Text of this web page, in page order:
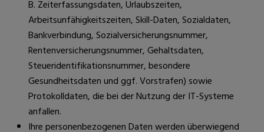
B. Zeiterfassungsdaten, Urlaubszeiten,
Arbeitsunfähigkeitszeiten, Skill-Daten, Sozialdaten,
Bankverbindung, Sozialversicherungsnummer,
Rentenversicherungsnummer, Gehaltsdaten,
Steueridentifikationsnummer, besondere
Gesundheitsdaten und ggf. Vorstrafen) sowie
Protokolldaten, die bei der Nutzung der IT-Systeme
anfallen.
Ihre personenbezogenen Daten werden überwiegend